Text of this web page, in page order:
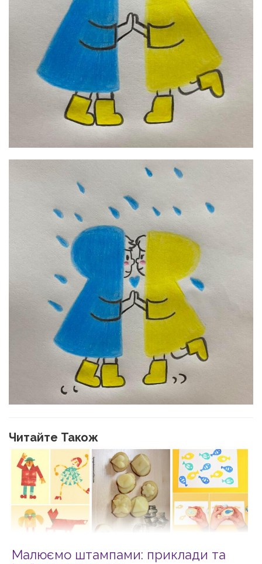
Читайте Також
Малюємо штампами: приклади та